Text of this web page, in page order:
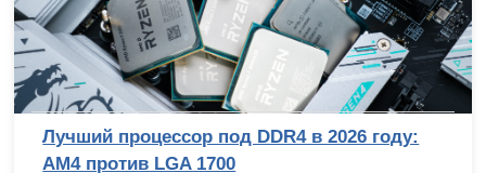
Лучший процессор под DDR4 в 2026 году:
AM4 против LGA 1700